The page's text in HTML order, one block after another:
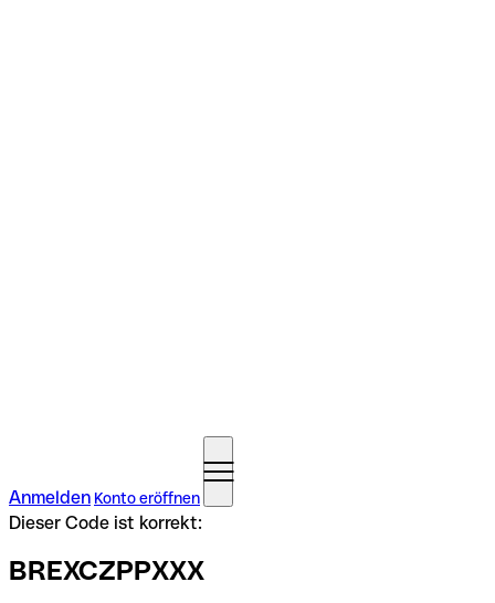
Anmelden Konto eröffnen
Dieser Code ist korrekt:
BREXCZPPXXX